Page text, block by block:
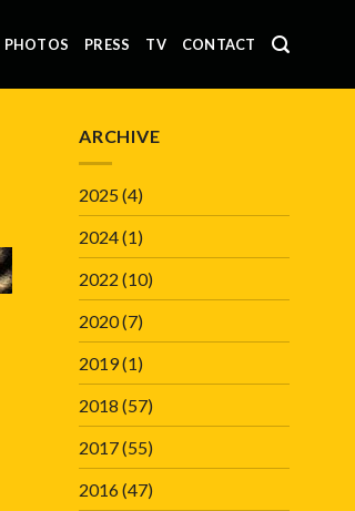
PHOTOS PRESS TV CONTACT
ARCHIVE
2025(4)
2024(1)
2022 (10)
2020(7)
2019(1)
2018 (57)
2017(55)
2016(47)